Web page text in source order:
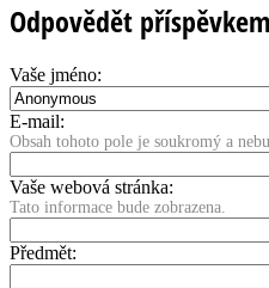
Odpovědět
Vaše jméno:
E-mail:
Obsah tohoto pole je soukromý a
Vaše webová stránka:
Tato informace bude zobrazena.
Předmět: